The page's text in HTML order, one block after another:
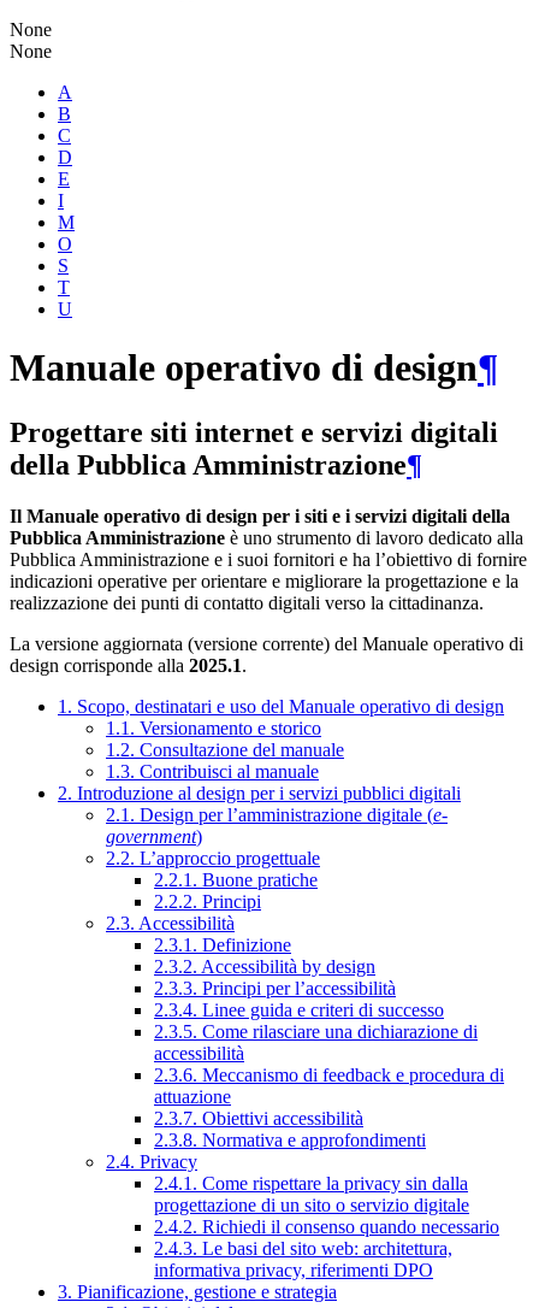
None
None
A
B
C
D
E
I
M
O
S
T
U
Manuale operativo di design¶
Progettare siti internet e servizi digitali
della Pubblica Amministrazione¶
Il Manuale operativo di design per i siti e i servizi digitali della
Pubblica Amministrazione è uno strumento di lavoro dedicato alla
Pubblica Amministrazione e i suoi fornitori e ha l’obiettivo di fornire
indicazioni operative per orientare e migliorare la progettazione e la
realizzazione dei punti di contatto digitali verso la cittadinanza.
La versione aggiornata (versione corrente) del Manuale operativo di
design corrisponde alla 2025.1.
1. Scopo, destinatari e uso del Manuale operativo di design
1.1. Versionamento e storico
1.2. Consultazione del manuale
1.3. Contribuisci al manuale
2. Introduzione al design per i servizi pubblici digitali
2.1. Design per l’amministrazione digitale (e-
government)
2.2. L’approccio progettuale
2.2.1. Buone pratiche
2.2.2. Principi
2.3. Accessibilità
2.3.1. Definizione
2.3.2. Accessibilità by design
2.3.3. Principi per l’accessibilità
2.3.4. Linee guida e criteri di successo
2.3.5. Come rilasciare una dichiarazione di
accessibilità
2.3.6. Meccanismo di feedback e procedura di
attuazione
2.3.7. Obiettivi accessibilità
2.3.8. Normativa e approfondimenti
2.4. Privacy
2.4.1. Come rispettare la privacy sin dalla
progettazione di un sito o servizio digitale
2.4.2. Richiedi il consenso quando necessario
2.4.3. Le basi del sito web: architettura,
informativa privacy, riferimenti DPO
3. Pianificazione, gestione e strategia